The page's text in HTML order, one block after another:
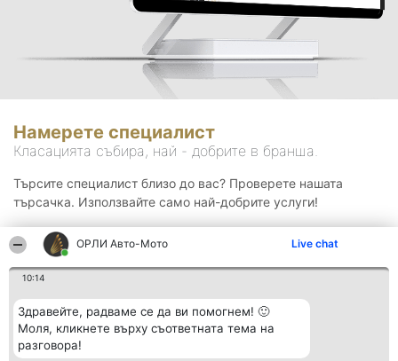
ОРЛИ Aвто-Mото Live chat
10:14
Здравейте, радваме се да ви помогнем! 🙂
Моля, кликнете върху съответната тема на
разговора!
Намерете специалист
Класацията събира, най - добрите в бранша.
Търсите специалист близо до вас? Проверете нашата
търсачка. Използвайте само най-добрите услуги!